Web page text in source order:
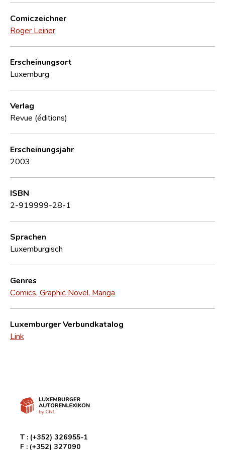
Comiczeichner
Roger Leiner
Erscheinungsort
Luxemburg
Verlag
Revue (éditions)
Erscheinungsjahr
2003
ISBN
2-919999-28-1
Sprachen
Luxemburgisch
Genres
Comics, Graphic Novel, Manga
Luxemburger Verbundkatalog
Link
T : (+352) 326955-1
F : (+352) 327090